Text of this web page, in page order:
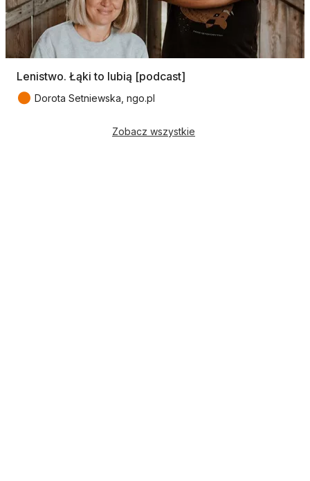
Lenistwo. Łąki to lubią [podcast]
● Dorota Setniewska, ngo.pl
Zobacz wszystkie